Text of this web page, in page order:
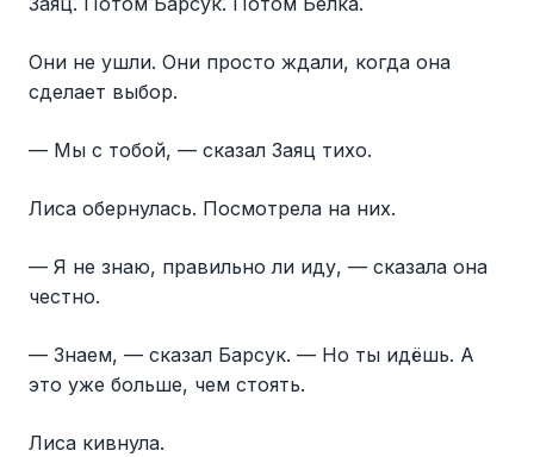
Они не ушли. Они просто ждали, когда она
сделает выбор.
— Мы с тобой, — сказал Заяц тихо.
Лиса обернулась. Посмотрела на них.
— Я не знаю, правильно ли иду, — сказала она
честно.
— Знаем, — сказал Барсук. — Но ты идёшь. А
это уже больше, чем стоять.
Лиса кивнула.